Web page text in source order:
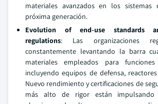
materiales avanzados en los sistemas
próxima generación.
Evolution of end-use standards
regulations: Las organizaciones
constantemente levantando la barra
materiales empleados para
incluyendo equipos de defensa,
Nuevo rendimiento y certificaciones de
más alto de rigor están